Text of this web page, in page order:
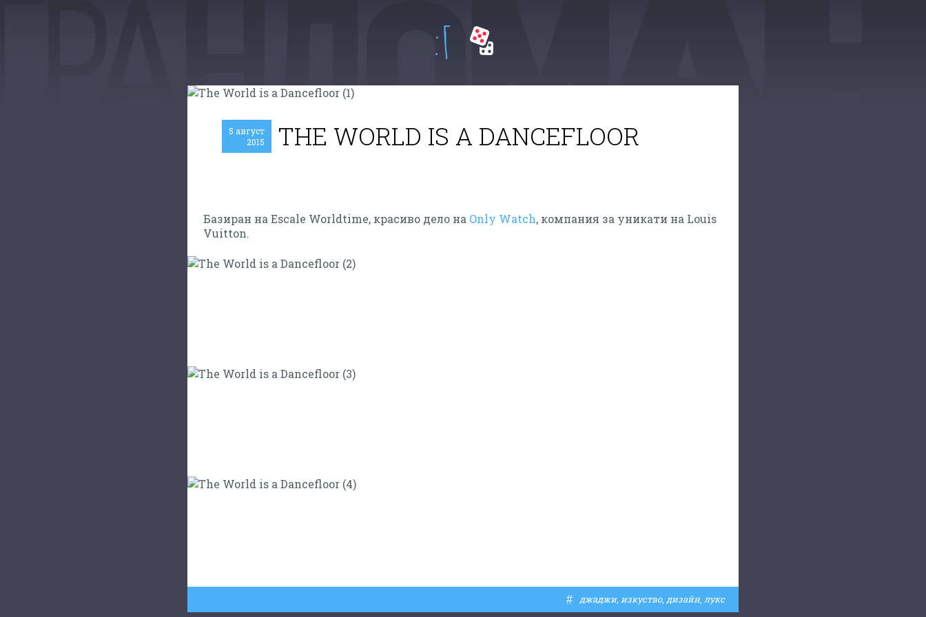
:Г
5 август
2015
THE WORLD IS A DANCEFLOOR
Базиран на Escale Worldtime, красиво дело на Only Watch, компания за уникати на Louis
Vuitton.
# джаджи, изкуство, дизайн, лукс